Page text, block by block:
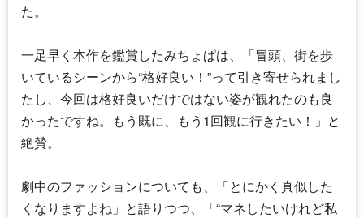
た。
一足早く本作を鑑賞したみちょぱは、「冒頭、街を歩
いているシーンから“格好良い！”って引き寄せられまし
たし、今回は格好良いだけではない姿が観れたのも良
かったですね。もう既に、もう1回観に行きたい！」と
絶賛。
劇中のファッションについても、「とにかく真似した
くなりますよね」と語りつつ、「“マネしたいけれど私